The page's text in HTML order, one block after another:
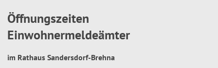
Öffnungszeiten
Einwohnermeldeämter
im Rathaus Sandersdorf-Brehna